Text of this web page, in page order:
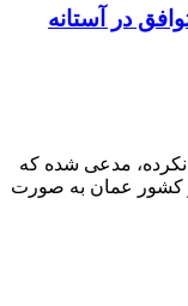
در آستانه
نکرده، مدعی شده که
کشور عمان به صورت